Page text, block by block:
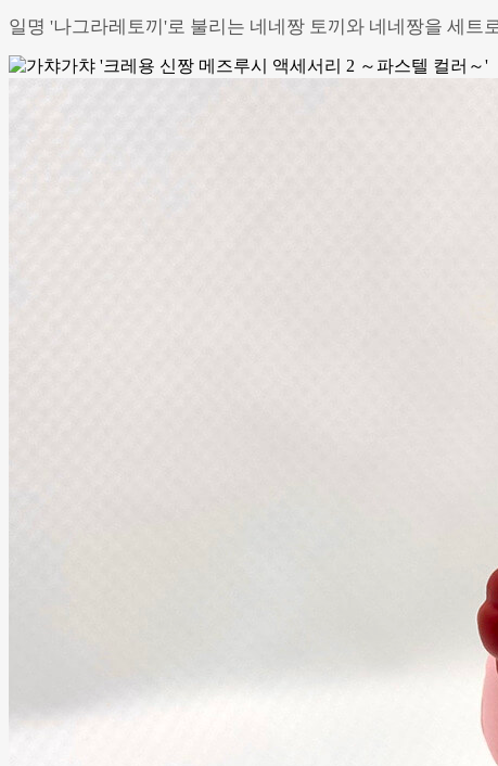
일명 '나그라레토끼'로 불리는 네네짱 토끼와 네네짱을 세